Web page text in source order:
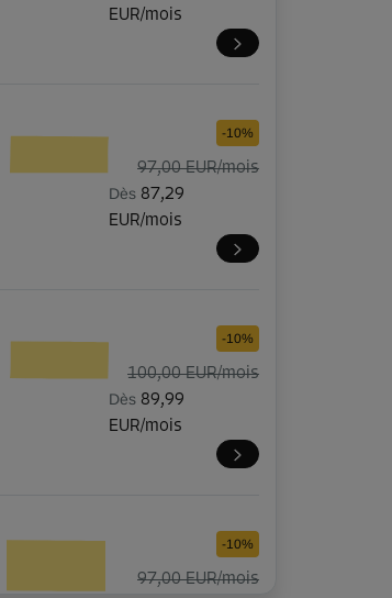
EUR/mois
-10%
97,00 EUR/mois
Dès 87,29
EUR/mois
-10%
100,00 EUR/mois
Dès 89,99
EUR/mois
-10%
97,00 EUR/mois